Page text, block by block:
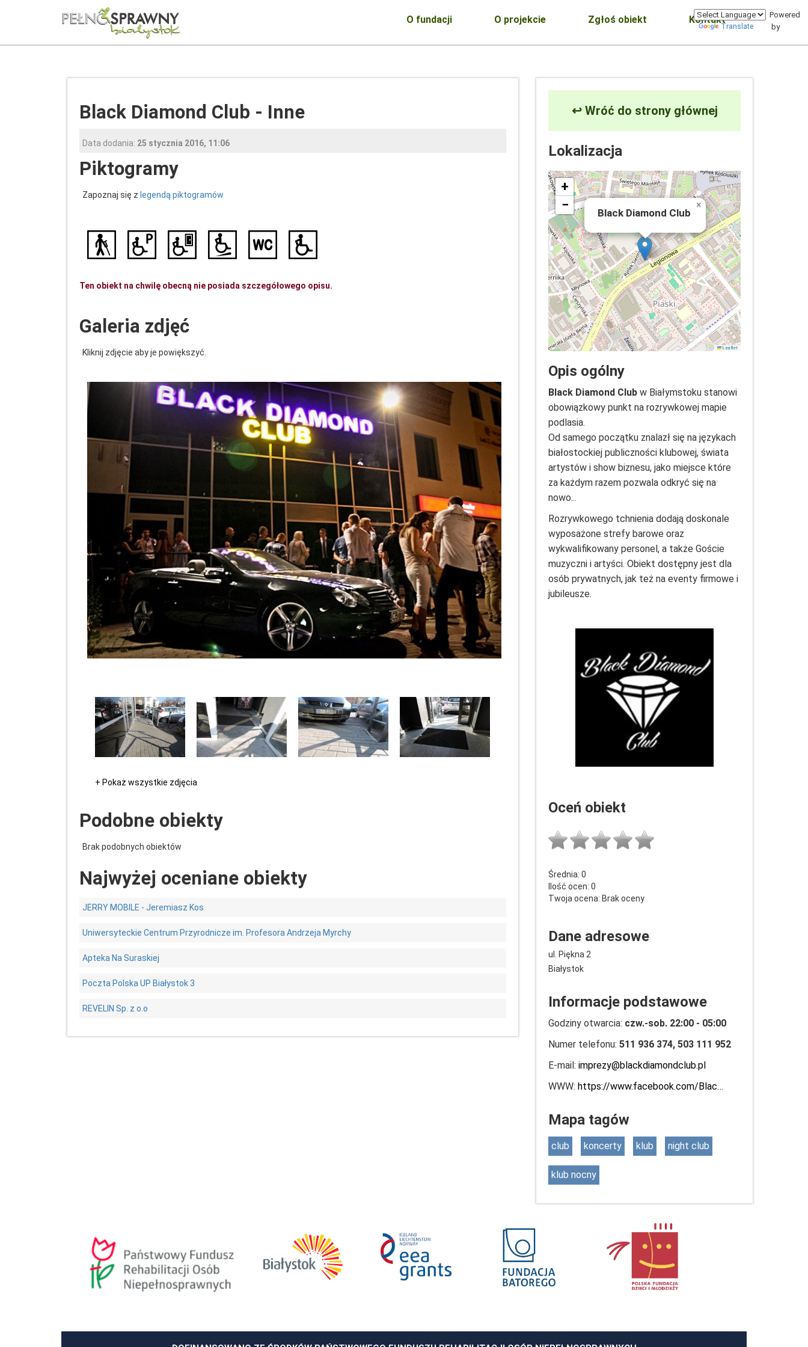
Powered
by
Translate
O fundacji O projekcie Zgłoś obiekt Kontakt
Black Diamond Club - Inne
Data dodania: 25 stycznia 2016, 11:06
Piktogramy
Zapoznaj się z legendą piktogramów
Ten obiekt na chwilę obecną nie posiada szczegółowego opisu.
Galeria zdjęć
Kliknij zdjęcie aby je powiększyć.
+ Pokaż wszystkie zdjęcia
Podobne obiekty
Brak podobnych obiektów
Najwyżej oceniane obiekty
JERRY MOBILE - Jeremiasz Kos
Uniwersyteckie Centrum Przyrodnicze im. Profesora Andrzeja Myrchy
Apteka Na Suraskiej
Poczta Polska UP Białystok 3
REVELIN Sp. z o.o
↩ Wróć do strony głównej
Lokalizacja
Black Diamond Club
×
+
−
Leaflet
Opis ogólny
Black Diamond Club w Białymstoku stanowi
obowiązkowy punkt na rozrywkowej mapie
podlasia.
Od samego początku znalazł się na językach
białostockiej publiczności klubowej, świata
artystów i show biznesu, jako miejsce które
za każdym razem pozwala odkryć się na
nowo...
Rozrywkowego tchnienia dodają doskonale
wyposażone strefy barowe oraz
wykwalifikowany personel, a także Goście
muzyczni i artyści. Obiekt dostępny jest dla
osób prywatnych, jak też na eventy firmowe i
jubileusze.
Oceń obiekt
Średnia: 0
Ilość ocen: 0
Twoja ocena: Brak oceny
Dane adresowe
ul. Piękna 2
Białystok
Informacje podstawowe
Godziny otwarcia: czw.-sob. 22:00 - 05:00
Numer telefonu: 511 936 374, 503 111 952
E-mail: imprezy@blackdiamondclub.pl
WWW: https://www.facebook.com/Blac…
Mapa tagów
club koncerty klub night club
klub nocny